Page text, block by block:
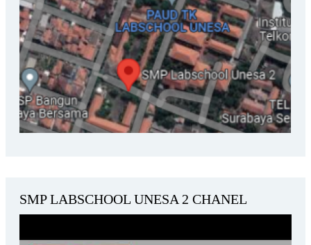
SMP LABSCHOOL UNESA 2 CHANEL